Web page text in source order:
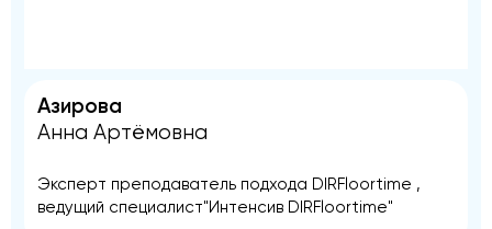
Азирова
Анна Артёмовна
Эксперт преподаватель подхода DIRFloortime ,
ведущий специалист"Интенсив DIRFloortime"